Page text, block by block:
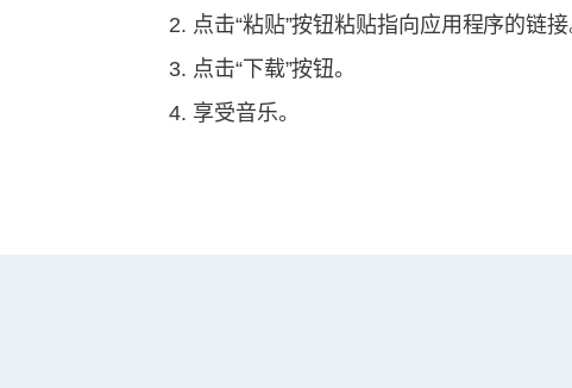
点击“粘贴”按钮粘贴指向应用程序的链接
点击“下载”按钮。
享受音乐。